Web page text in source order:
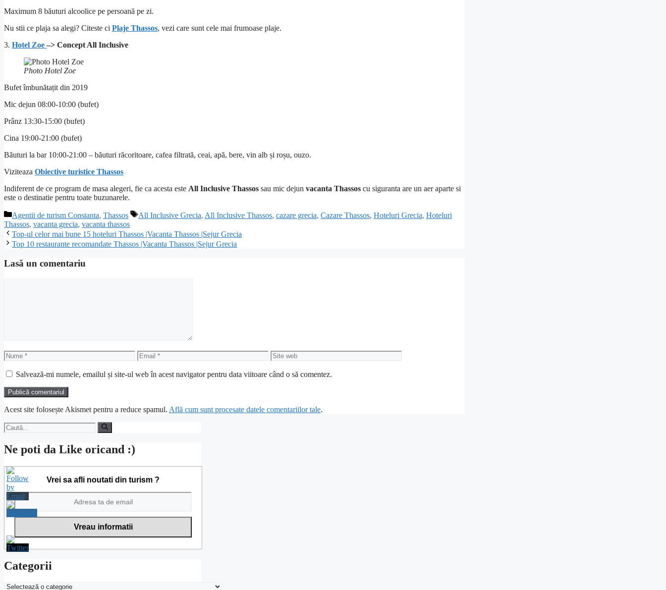
Maximum 8 băuturi alcoolice pe persoană pe zi.
Nu stii ce plaja sa alegi? Citeste ci Plaje Thassos, vezi care sunt cele mai frumoase plaje.
3. Hotel Zoe–> Concept All Inclusive
Photo Hotel Zoe
Bufet îmbunătațit din 2019
Mic dejun 08:00-10:00 (bufet)
Prânz 13:30-15:00 (bufet)
Cina 19:00-21:00 (bufet)
Băuturi la bar 10:00-21:00 – băuturi răcoritoare, cafea filtrată, ceai, apă, bere, vin alb și roșu, ouzo.
Viziteaza Obiective turistice Thassos
Indiferent de ce program de masa alegeri, fie ca acesta este All Inclusive Thassos sau mic dejun vacanta Thassos cu siguranta are un aer aparte si
este o destinatie pentru toate buzunarele.
Categorii
Agentii de turism Constanta, Thassos Etichete
All Inclusive Grecia, All Inclusive Thassos, cazare grecia, Cazare Thassos, Hoteluri Grecia, Hoteluri
Thassos, vacanta grecia, vacanta thassos
Top-ul celor mai bune 15 hoteluri Thassos |Vacanta Thassos |Sejur Grecia
Top 10 restaurante recomandate Thassos |Vacanta Thassos |Sejur Grecia
Lasă un comentariu
Nume Email
Site
web
Salvează-mi numele, emailul și site-ul web în acest navigator pentru data viitoare când o să comentez.
Acest site folosește Akismet pentru a reduce spamul. Află cum sunt procesate datele comentariilor tale.
Caută
după:
Ne poti da Like oricand :)
Vrei sa afli noutati din turism ?
Categorii
Categorii